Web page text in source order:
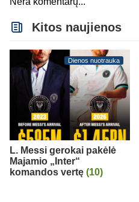
Kitos naujienos
Dienos nuotrauka
L. Messi gerokai pakėlė
Majamio „Inter“
komandos vertę (10)